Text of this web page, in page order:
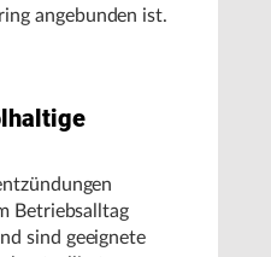
angebunden ist.
Betriebsalltag
sind geeignete